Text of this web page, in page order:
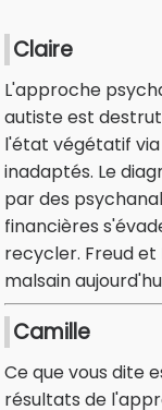
Claire
L'approche
autiste est
l'état végétatif
inadaptés. Le
par des
financières
recycler. Freud
malsain
Camille
Ce que vous dite
résultats de